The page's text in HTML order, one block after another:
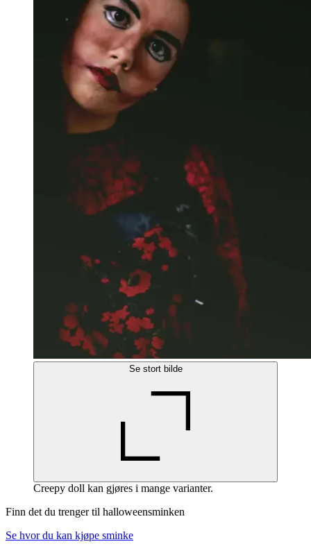
Se stort bilde
Creepy doll kan gjøres i mange varianter.
Finn det du trenger til halloweensminken
Se hvor du kan kjøpe sminke